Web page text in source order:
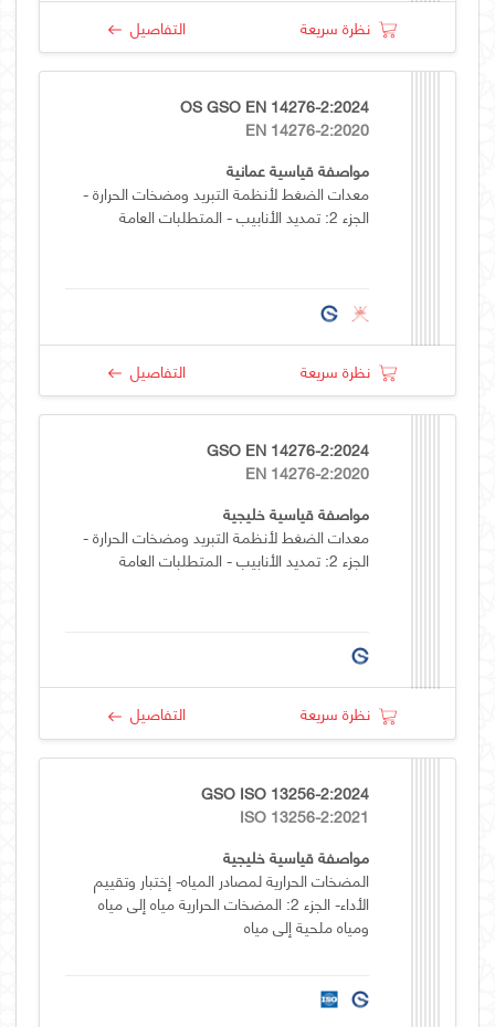
نظرة سريعة التفاصيل
OS GSO EN 14276-2:2024
EN 14276-2:2020
مواصفة قياسية عمانية
معدات الضغط لأنظمة التبريد ومضخات الحرارة -
الجزء 2: تمديد الأنابيب - المتطلبات العامة
نظرة سريعة التفاصيل
GSO EN 14276-2:2024
EN 14276-2:2020
مواصفة قياسية خليجية
معدات الضغط لأنظمة التبريد ومضخات الحرارة -
الجزء 2: تمديد الأنابيب - المتطلبات العامة
نظرة سريعة التفاصيل
GSO ISO 13256-2:2024
ISO 13256-2:2021
مواصفة قياسية خليجية
المضخات الحرارية لمصادر المياه- إختبار وتقييم
الأداء- الجزء 2: المضخات الحرارية مياه إلى مياه
ومياه ملحية إلى مياه